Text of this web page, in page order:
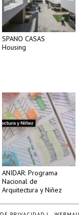
SPANO CASAS
Housing
ANIDAR: Programa
Nacional de
Arquitectura y Niñez